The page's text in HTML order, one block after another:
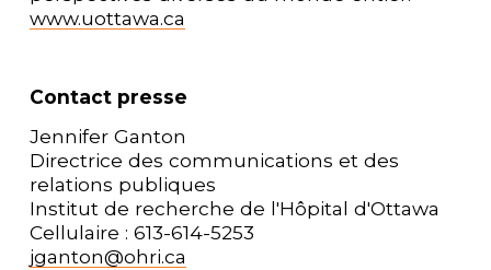
www.uottawa.ca
Contact presse
Jennifer Ganton
Directrice des communications et des
relations publiques
Institut de recherche de l'Hôpital d'Ottawa
Cellulaire : 613-614-5253
jganton@ohri.ca